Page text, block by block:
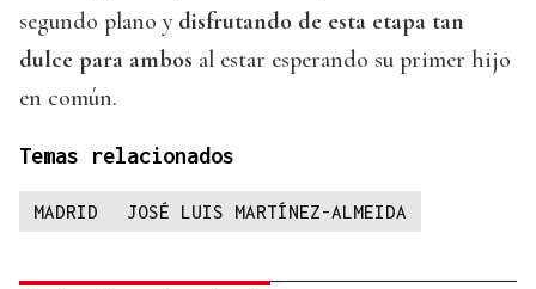
segundo plano y disfrutando de esta etapa tan
dulce para ambos al estar esperando su primer hijo
en común.
Temas relacionados
MADRID JOSÉ LUIS MARTÍNEZ-ALMEIDA